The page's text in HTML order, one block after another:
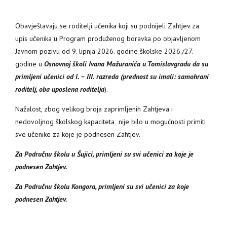
Obavještavaju se roditelji učenika koji su podnijeli Zahtjev za
upis učenika u Program produženog boravka po objavljenom
Javnom pozivu od 9. lipnja 2026. godine školske 2026./27.
godine u Osnovnoj školi Ivana Mažuranića u Tomislavgradu da su
primljeni učenici od I. – III. razreda (prednost su imali: samohrani
roditelj, oba uposlena roditelja).
Nažalost, zbog velikog broja zaprimljenih Zahtjeva i
nedovoljnog školskog kapaciteta nije bilo u mogućnosti primiti
sve učenike za koje je podnesen Zahtjev.
Za Područnu školu u Šujici, primljeni su svi učenici za koje je
podnesen Zahtjev.
Za Područnu školu Kongora, primljeni su svi učenici za koje
podnesen Zahtjev.